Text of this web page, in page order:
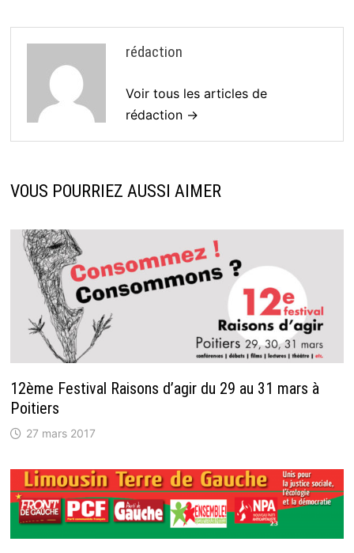
rédaction
Voir tous les articles de
rédaction →
VOUS POURRIEZ AUSSI AIMER
12ème Festival Raisons d’agir du 29 au 31 mars à
Poitiers
27 mars 2017